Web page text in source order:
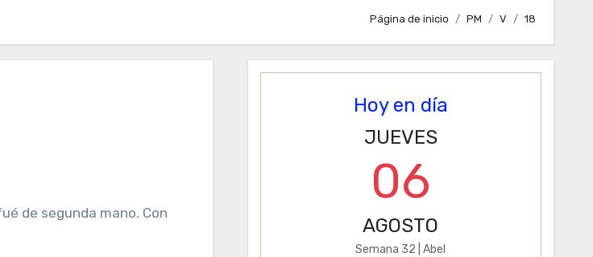
Página de inicio PM V 18
Hoy en día
JUEVES
06
AGOSTO
Semana 32 | Abel